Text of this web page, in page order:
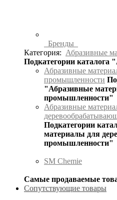
Бренды
Категория: Абразивные
Подкатегории
Абразивные
промышленности
"Абразивные
промышленности"
Абразивные
Подкатегории
материалы для
промышленности"
SM Chemie
Самые продаваемые
Сопутствующие товары